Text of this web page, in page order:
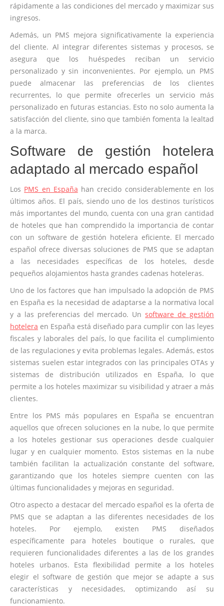
rápidamente a las condiciones del mercado y maximizar sus
ingresos.
Además, un PMS mejora significativamente la experiencia
del cliente. Al integrar diferentes sistemas y procesos, se
asegura que los huéspedes reciban un servicio
personalizado y sin inconvenientes. Por ejemplo, un PMS
puede almacenar las preferencias de los clientes
recurrentes, lo que permite ofrecerles un servicio más
personalizado en futuras estancias. Esto no solo aumenta la
satisfacción del cliente, sino que también fomenta la lealtad
a la marca.
Software de gestión hotelera
adaptado al mercado español
Los PMS en España han crecido considerablemente en los
últimos años. El país, siendo uno de los destinos turísticos
más importantes del mundo, cuenta con una gran cantidad
de hoteles que han comprendido la importancia de contar
con un software de gestión hotelera eficiente. El mercado
español ofrece diversas soluciones de PMS que se adaptan
a las necesidades específicas de los hoteles, desde
pequeños alojamientos hasta grandes cadenas hoteleras.
Uno de los factores que han impulsado la adopción de PMS
en España es la necesidad de adaptarse a la normativa local
y a las preferencias del mercado. Unsoftware de gestión
hotelera en España está diseñado para cumplir con las leyes
fiscales y laborales del país, lo que facilita el cumplimiento
de las regulaciones y evita problemas legales. Además, estos
sistemas suelen estar integrados con las principales OTAs y
sistemas de distribución utilizados en España, lo que
permite a los hoteles maximizar su visibilidad y atraer a más
clientes.
Entre los PMS más populares en España se encuentran
aquellos que ofrecen soluciones en la nube, lo que permite
a los hoteles gestionar sus operaciones desde cualquier
lugar y en cualquier momento. Estos sistemas en la nube
también facilitan la actualización constante del software,
garantizando que los hoteles siempre cuenten con las
últimas funcionalidades y mejoras en seguridad.
Otro aspecto a destacar del mercado español es la oferta de
PMS que se adaptan a las diferentes necesidades de los
hoteles. Por ejemplo, existen PMS diseñados
específicamente para hoteles boutique o rurales, que
requieren funcionalidades diferentes a las de los grandes
hoteles urbanos. Esta flexibilidad permite a los hoteles
elegir el software de gestión que mejor se adapte a sus
características y necesidades, optimizando así su
funcionamiento.